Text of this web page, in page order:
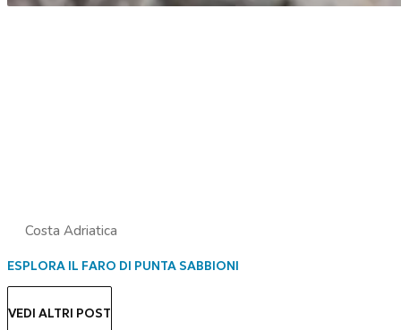
Costa Adriatica
ESPLORA IL FARO DI PUNTA SABBIONI
VEDI ALTRI POST